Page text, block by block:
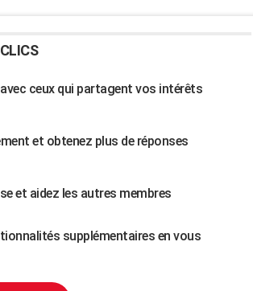
ceux qui partagent vos intérêts
et obtenez plus de réponses
et aidez les autres membres
supplémentaires en vous